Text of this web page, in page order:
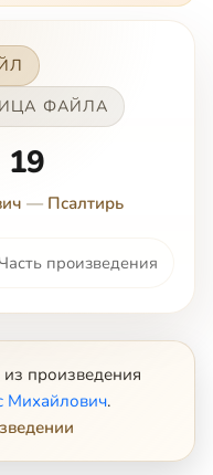
ФАЙЛА
— Псалтирь
произведения
произведения
Михайлович.